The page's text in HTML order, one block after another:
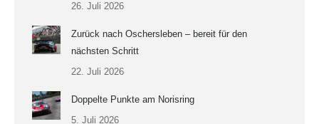
26. Juli 2026
Zurück nach Oschersleben – bereit für den
nächsten Schritt
22. Juli 2026
Doppelte Punkte am Norisring
5. Juli 2026